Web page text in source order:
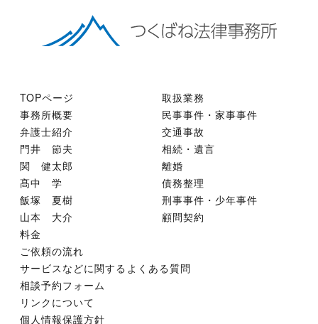
TOPページ
事務所概要
弁護士紹介
門井 節夫
関 健太郎
髙中 学
飯塚 夏樹
山本 大介
取扱業務
民事事件・家事事件
交通事故
相続・遺言
離婚
債務整理
刑事事件・少年事件
顧問契約
料金
ご依頼の流れ
サービスなどに関するよくある質問
相談予約フォーム
リンクについて
個人情報保護方針